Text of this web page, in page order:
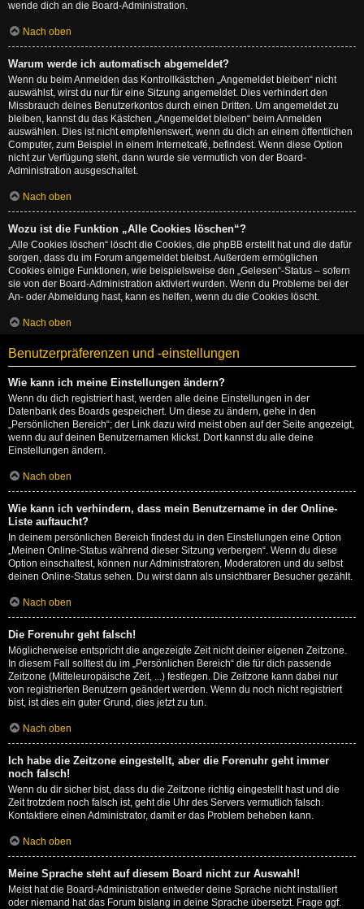
wende dich an die Board-Administration.
Nach oben
Warum werde ich automatisch abgemeldet?
Wenn du beim Anmelden das Kontrollkästchen „Angemeldet bleiben“ nicht
auswählst, wirst du nur für eine Sitzung angemeldet. Dies verhindert den
Missbrauch deines Benutzerkontos durch einen Dritten. Um angemeldet zu
bleiben, kannst du das Kästchen „Angemeldet bleiben“ beim Anmelden
auswählen. Dies ist nicht empfehlenswert, wenn du dich an einem öffentlichen
Computer, zum Beispiel in einem Internetcafé, befindest. Wenn diese Option
nicht zur Verfügung steht, dann wurde sie vermutlich von der Board-
Administration ausgeschaltet.
Nach oben
Wozu ist die Funktion „Alle Cookies löschen“?
„Alle Cookies löschen“ löscht die Cookies, die phpBB erstellt hat und die dafür
sorgen, dass du im Forum angemeldet bleibst. Außerdem ermöglichen
Cookies einige Funktionen, wie beispielsweise den „Gelesen“-Status – sofern
sie von der Board-Administration aktiviert wurden. Wenn du Probleme bei der
An- oder Abmeldung hast, kann es helfen, wenn du die Cookies löscht.
Nach oben
Benutzerpräferenzen und -einstellungen
Wie kann ich meine Einstellungen ändern?
Wenn du dich registriert hast, werden alle deine Einstellungen in der
Datenbank des Boards gespeichert. Um diese zu ändern, gehe in den
„Persönlichen Bereich“; der Link dazu wird meist oben auf der Seite angezeigt,
wenn du auf deinen Benutzernamen klickst. Dort kannst du alle deine
Einstellungen ändern.
Nach oben
Wie kann ich verhindern, dass mein Benutzername in der Online-
Liste auftaucht?
In deinem persönlichen Bereich findest du in den Einstellungen eine Option
„Meinen Online-Status während dieser Sitzung verbergen“. Wenn du diese
Option einschaltest, können nur Administratoren, Moderatoren und du selbst
deinen Online-Status sehen. Du wirst dann als unsichtbarer Besucher gezählt.
Nach oben
Die Forenuhr geht falsch!
Möglicherweise entspricht die angezeigte Zeit nicht deiner eigenen Zeitzone.
In diesem Fall solltest du im „Persönlichen Bereich“ die für dich passende
Zeitzone (Mitteleuropäische Zeit, ...) festlegen. Die Zeitzone kann dabei nur
von registrierten Benutzern geändert werden. Wenn du noch nicht registriert
bist, ist dies ein guter Grund, dies jetzt zu tun.
Nach oben
Ich habe die Zeitzone eingestellt, aber die Forenuhr geht immer
noch falsch!
Wenn du dir sicher bist, dass du die Zeitzone richtig eingestellt hast und die
Zeit trotzdem noch falsch ist, geht die Uhr des Servers vermutlich falsch.
Kontaktiere einen Administrator, damit er das Problem beheben kann.
Nach oben
Meine Sprache steht auf diesem Board nicht zur Auswahl!
Meist hat die Board-Administration entweder deine Sprache nicht installiert
oder niemand hat das Forum bislang in deine Sprache übersetzt. Frage ggf.